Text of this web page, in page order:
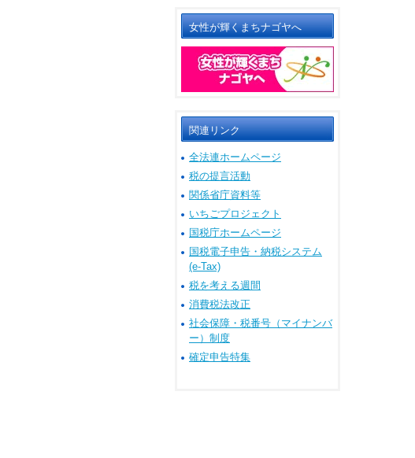
女性が輝くまちナゴヤへ
関連リンク
全法連ホームページ
税の提言活動
関係省庁資料等
いちごプロジェクト
国税庁ホームページ
国税電子申告・納税システム
(e-Tax)
税を考える週間
消費税法改正
社会保障・税番号（マイナンバ
ー）制度
確定申告特集